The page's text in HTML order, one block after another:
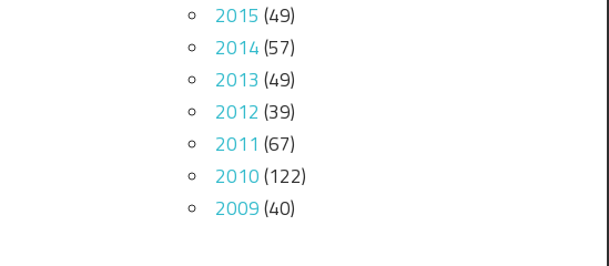
2015 (49)
2014(57)
2013 (49)
2012 (39)
2011 (67)
2010(122)
2009(40)